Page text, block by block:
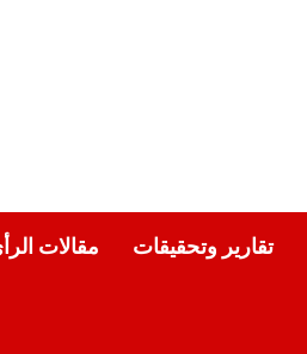
تقارير وتحقيقات مقالات